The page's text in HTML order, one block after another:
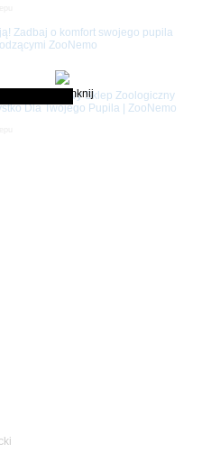
Zadbaj o komfort swojego pupila
ZooNemo
– Internetowy Sklep Zoologiczny
Dla Twojego Pupila | ZooNemo